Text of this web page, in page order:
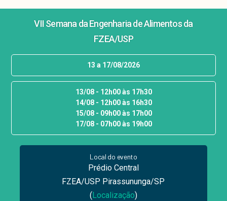
VII Semana da Engenharia de Alimentos da
FZEA/USP
13 a 17/08/2026
13/08 - 12h00 às 17h30
14/08 - 12h00 às 16h30
15/08 - 09h00 às 17h00
17/08 - 07h00 às 19h00
Local do evento
Prédio Central
FZEA/USP Pirassununga/SP
( Localização)